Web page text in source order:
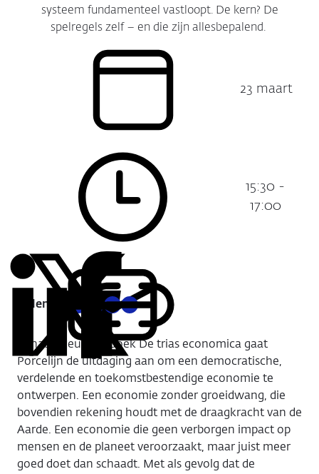
systeem fundamenteel vastloopt. De kern? De
spelregels zelf – en die zijn allesbepalend.
23 maart
Tijdstip:
15:30 -
17:00
Delen:
Deel
LinkedIn
Deel
via
X
Deel
Facebook
Deel
via
E-
mail
Kopieer
deze
URL
In haar nieuwste boek De trias economica gaat
Porcelijn de uitdaging aan om een democratische,
verdelende en toekomstbestendige economie te
ontwerpen. Een economie zonder groeidwang, die
bovendien rekening houdt met de draagkracht van de
Aarde. Een economie die geen verborgen impact op
mensen en de planeet veroorzaakt, maar juist meer
goed doet dan schaadt. Met als gevolg dat de